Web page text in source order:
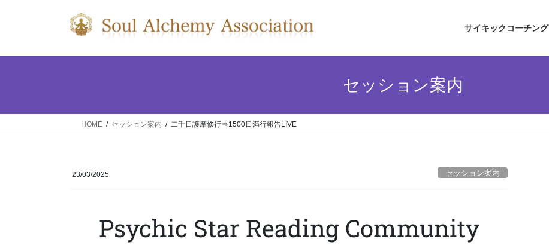
サイキックコーチング
セッション案内
HOME セッション案内 二千日護摩修行⇒1500日満行報告LIVE
23/03/2025 セッション案内
Psychic Star Reading Community